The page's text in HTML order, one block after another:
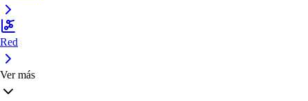
Red
Ver más